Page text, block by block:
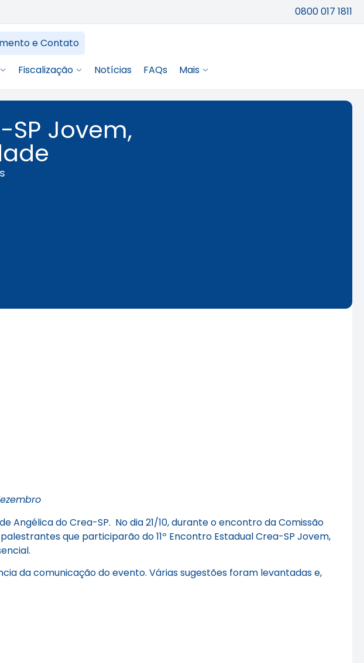
0800 017 1811
e Contato
Fiscalização Notícias FAQs Mais
Jovem,
Angélica do Crea-SP. No dia 21/10, durante o encontro da Comissão
que participarão do 11º Encontro Estadual Crea-SP Jovem,
da comunicação do evento. Várias sugestões foram levantadas e,